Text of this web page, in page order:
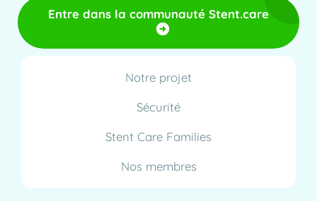
Entre dans la communauté Stent.care
Notre projet
Sécurité
Stent Care Families
Nos membres